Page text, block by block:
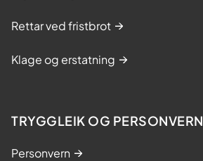
Rettar ved fristbrot
Klage og erstatning
TRYGGLEIK OG PERSONVERN
Personvern